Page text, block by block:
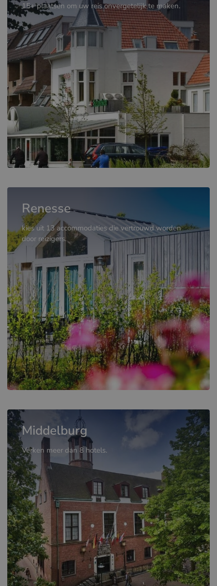
15+ plaatsen om uw reis onvergetelijk te maken.
Renesse
kies uit 13 accommodaties die vertrouwd worden
door reizigers.
Middelburg
Verken meer dan 8 hotels.